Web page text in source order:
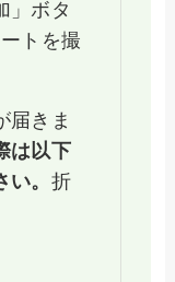
」ボタ
トを撮
届きま
は以下
。 折